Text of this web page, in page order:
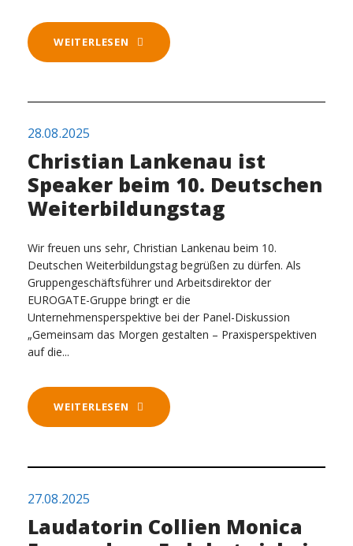
WEITERLESEN
28.08.2025
Christian Lankenau ist
Speaker beim 10. Deutschen
Weiterbildungstag
Wir freuen uns sehr, Christian Lankenau beim 10.
Deutschen Weiterbildungstag begrüßen zu dürfen. Als
Gruppengeschäftsführer und Arbeitsdirektor der
EUROGATE-Gruppe bringt er die
Unternehmensperspektive bei der Panel-Diskussion
„Gemeinsam das Morgen gestalten – Praxisperspektiven
auf die...
WEITERLESEN
27.08.2025
Laudatorin Collien Monica